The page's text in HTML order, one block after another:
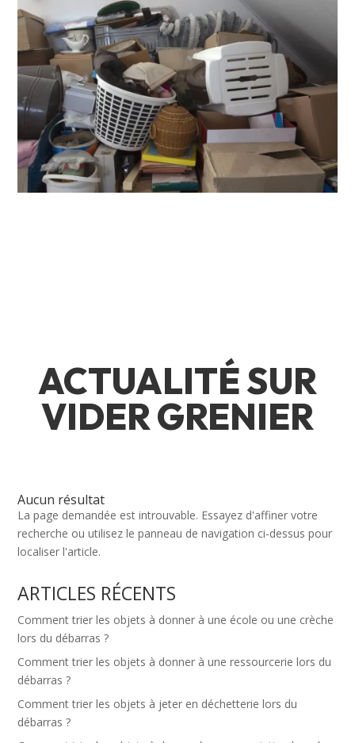
ACTUALITÉ SUR
VIDER GRENIER
Aucun résultat
La page demandée est introuvable. Essayez d'affiner votre
recherche ou utilisez le panneau de navigation ci-dessus pour
localiser l'article.
ARTICLES RÉCENTS
Comment trier les objets à donner à une école ou une crèche
lors du débarras ?
Comment trier les objets à donner à une ressourcerie lors du
débarras ?
Comment trier les objets à jeter en déchetterie lors du
débarras ?